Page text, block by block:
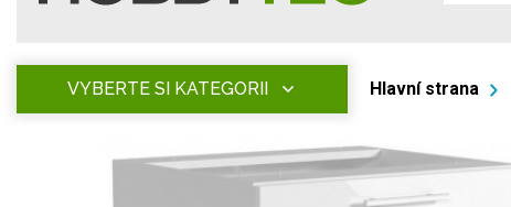
VYBERTE SI KATEGORII Hlavní strana